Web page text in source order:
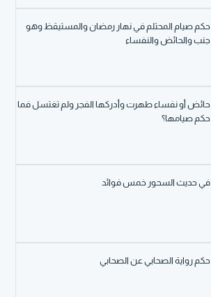
حكم صيام المحتلم في نهار رمضان والمستيقظ وهو
جنب والحائض والنفساء
حائض أو نفساء طهرت وأدركها الفجر ولم تغتسل فما
حكم صيامها؟
في حديث السحور خمس فوائد
حكم رواية الصحابي عن الصحابي